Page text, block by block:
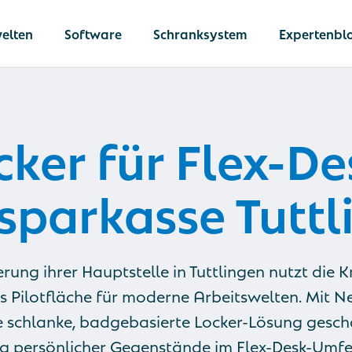
von Dokumenten &
Schließfächer
von Ausrüstung
Netlocker
Die umfassende
betriebliche
Logistik
Software Schranksystem
für Flex-
ihrer Hauptstelle in Tuttlingen nutzt die
Pilotfläche für moderne Arbeitswelten. Mit
schlanke, badgebasierte Locker-Lösung
persönlicher Gegenstände im Flex-Desk-